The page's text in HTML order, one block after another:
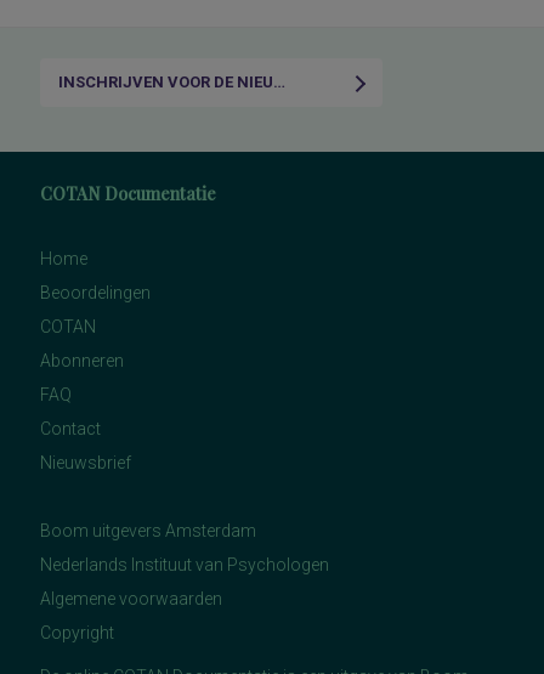
INSCHRIJVEN VOOR DE NIEUWSBRIEF
COTAN Documentatie
Home
Beoordelingen
COTAN
Abonneren
FAQ
Contact
Nieuwsbrief
Boom uitgevers Amsterdam
Nederlands Instituut van Psychologen
Algemene voorwaarden
Copyright